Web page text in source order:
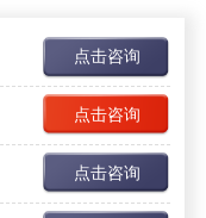
点击咨询
点击咨询
点击咨询